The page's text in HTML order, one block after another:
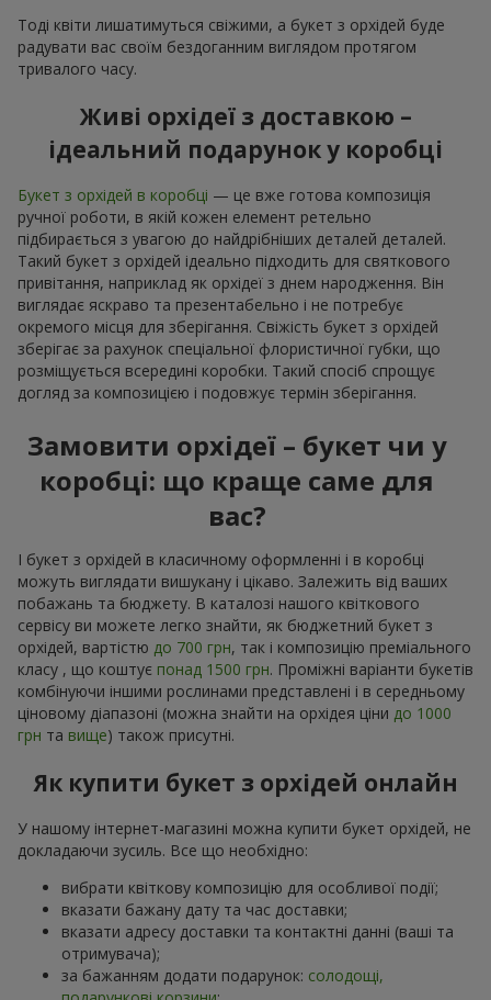
Тоді квіти лишатимуться свіжими, а букет з орхідей буде
радувати вас своїм бездоганним виглядом протягом
тривалого часу.
Живі орхідеї з доставкою –
ідеальний подарунок у коробці
Букет з орхідей в коробці — це вже готова композиція
ручної роботи, в якій кожен елемент ретельно
підбирається з увагою до найдрібніших деталей деталей.
Такий букет з орхідей ідеально підходить для святкового
привітання, наприклад як орхідеї з днем народження. Він
виглядає яскраво та презентабельно і не потребує
окремого місця для зберігання. Свіжість букет з орхідей
зберігає за рахунок спеціальної флористичної губки, що
розміщується всередині коробки. Такий спосіб спрощує
догляд за композицією і подовжує термін зберігання.
Замовити орхідеї – букет чи у
коробці: що краще саме для
вас?
І букет з орхідей в класичному оформленні і в коробці
можуть виглядати вишукану і цікаво. Залежить від ваших
побажань та бюджету. В каталозі нашого квіткового
сервісу ви можете легко знайти, як бюджетний букет з
орхідей, вартістю до 700 грн, так і композицію преміального
класу , що коштує понад 1500 грн. Проміжні варіанти букетів
комбінуючи іншими рослинами представлені і в середньому
ціновому діапазоні (можна знайти на орхідея ціни до 1000
грн та вище) також присутні.
Як купити букет з орхідей онлайн
У нашому інтернет-магазині можна купити букет орхідей, не
докладаючи зусиль. Все що необхідно:
вибрати квіткову композицію для особливої події;
вказати бажану дату та час доставки;
вказати адресу доставки та контактні данні (ваші та
отримувача);
за бажанням додати подарунок: солодощі,